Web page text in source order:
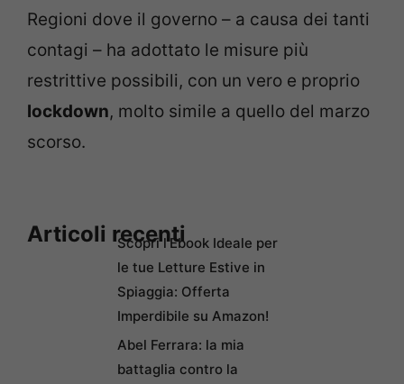
Regioni dove il governo – a causa dei tanti
contagi – ha adottato le misure più
restrittive possibili, con un vero e proprio
lockdown, molto simile a quello del marzo
scorso.
Articoli recentiScopri l’Ebook Ideale per
le tue Letture Estive in
Spiaggia: Offerta
Imperdibile su Amazon!
Abel Ferrara: la mia
battaglia contro la